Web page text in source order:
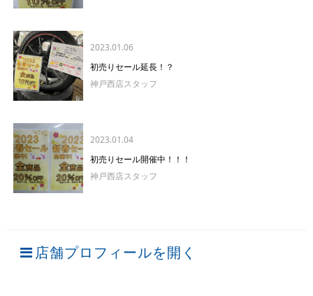
2023.01.06
初売りセール延長！？
神戸西店スタッフ
2023.01.04
初売りセール開催中！！！
神戸西店スタッフ
店舗プロフィールを開く